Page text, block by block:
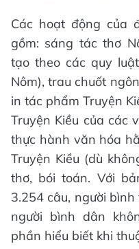
Các hoạt động của
gồm: sáng tác thơ
tạo theo các quy
Nôm), trau chuốt
in tác phẩm Truyện
Truyện Kiều của các
thực hành văn hóa
Truyện Kiều (dù
thơ, bói toán. Với
3.254 câu, người
người bình dân
phần hiểu biết khi